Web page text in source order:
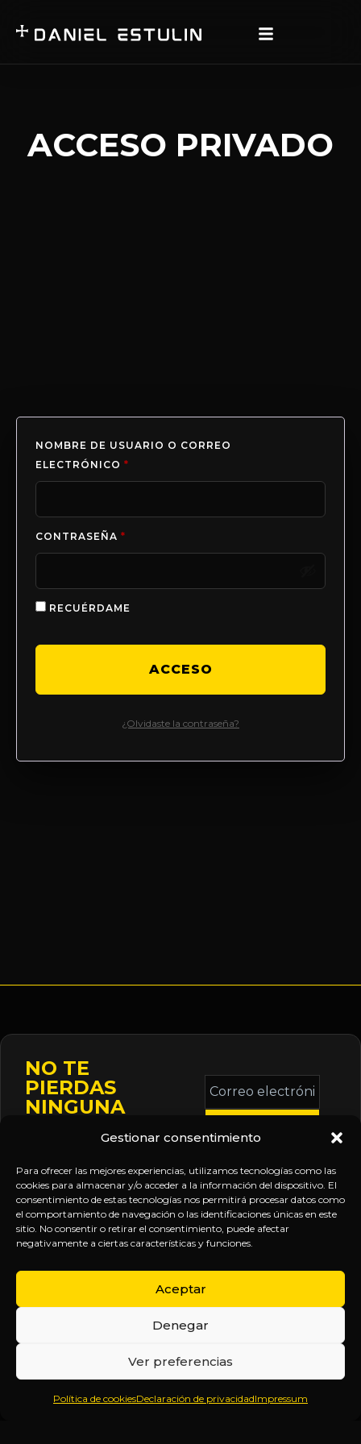
Gestionar consentimiento
Para ofrecer las mejores experiencias, utilizamos tecnologías como las
cookies para almacenar y/o acceder a la información del dispositivo. El
consentimiento de estas tecnologías nos permitirá procesar datos como
el comportamiento de navegación o las identificaciones únicas en este
sitio. No consentir o retirar el consentimiento, puede afectar
negativamente a ciertas características y funciones.
Aceptar
Denegar
Ver preferencias
Política de cookiesDeclaración de privacidadImpressum
ACCESO PRIVADO
NOMBRE DE USUARIO O CORREO
ELECTRÓNICO *
CONTRASEÑA *
RECUÉRDAME
ACCESO
¿Olvidaste la contraseña?
NO TE
PIERDAS
NINGUNA
Mantente informado
sobre la agenda de
eventos, nuevas
publicaciones y
actualizaciones de tu
suscripción.
Correo
electrónico
*
Inicio
Sobre
Política
de
SÍGUENOS